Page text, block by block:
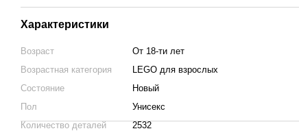
Характеристики
Возраст
От 18-ти лет
Возрастная категория
LEGO для взрослых
Состояние
Новый
Пол
Унисекс
Количество деталей
2532